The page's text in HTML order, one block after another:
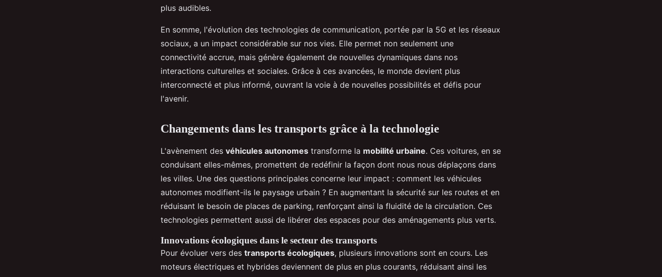
plus audibles.
En somme, l'évolution des technologies de communication, portée par la 5G et les réseaux
sociaux, a un impact considérable sur nos vies. Elle permet non seulement une
connectivité accrue, mais génère également de nouvelles dynamiques dans nos
interactions culturelles et sociales. Grâce à ces avancées, le monde devient plus
interconnecté et plus informé, ouvrant la voie à de nouvelles possibilités et défis pour
l'avenir.
Changements dans les transports grâce à la technologie
L'avènement des véhicules autonomes transforme la mobilité urbaine. Ces voitures, en se
conduisant elles-mêmes, promettent de redéfinir la façon dont nous nous déplaçons dans
les villes. Une des questions principales concerne leur impact : comment les véhicules
autonomes modifient-ils le paysage urbain ? En augmentant la sécurité sur les routes et en
réduisant le besoin de places de parking, renforçant ainsi la fluidité de la circulation. Ces
technologies permettent aussi de libérer des espaces pour des aménagements plus verts.
Innovations écologiques dans le secteur des transports
Pour évoluer vers des transports écologiques, plusieurs innovations sont en cours. Les
moteurs électriques et hybrides deviennent de plus en plus courants, réduisant ainsi les